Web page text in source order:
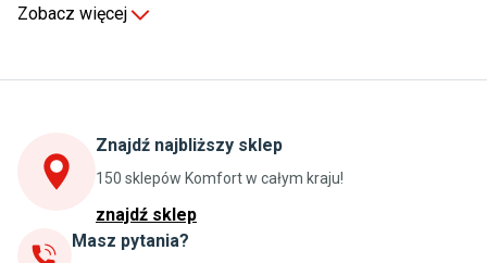
Stoły do kuchni
Szafki kuchenne wiszące (górne)
Szafki pod zlewozmywak
Blaty kuchenne laminowane
Jadalnia
Zobacz więcej
Znajdź najbliższy sklep
150 sklepów Komfort w całym kraju!
znajdź sklep
Masz pytania?